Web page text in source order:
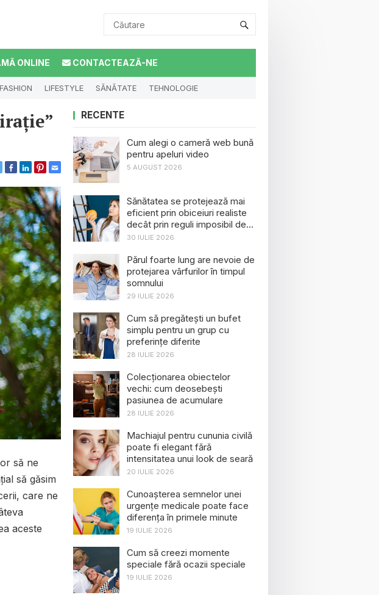
ONLINE CONTACTEAZĂ-NE
FASHION LIFESTYLE SĂNĂTATE TEHNOLOGIE
să ne
să găsim
care ne
aceste
RECENTE
Cum alegi o cameră web bună
pentru apeluri video
5 AUGUST 2026
Sănătatea se protejează mai
eficient prin obiceiuri realiste
decât prin reguli imposibil de
menținut
30 IULIE 2026
Părul foarte lung are nevoie de
protejarea vârfurilor în timpul
somnului
29 IULIE 2026
Cum să pregătești un bufet
simplu pentru un grup cu
preferințe diferite
28 IULIE 2026
Colecționarea obiectelor
vechi: cum deosebești
pasiunea de acumulare
28 IULIE 2026
Machiajul pentru cununia civilă
poate fi elegant fără
intensitatea unui look de seară
20 IULIE 2026
Cunoașterea semnelor unei
urgențe medicale poate face
diferența în primele minute
19 IULIE 2026
Cum să creezi momente
speciale fără ocazii speciale
19 IULIE 2026